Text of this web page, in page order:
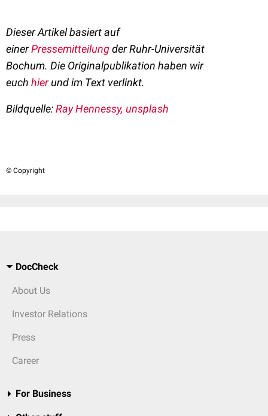
Dieser Artikel basiert auf
einerPressemitteilungderRuhr-Universität
Bochum. Die Originalpublikation haben wir
euch hierund im Text verlinkt.
Bildquelle:Ray Hennessy, unsplash
© Copyright
DocCheck
About Us
Investor Relations
Press
Career
For Business